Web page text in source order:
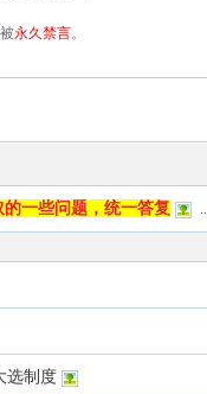
永久禁言。
一些问题，统一答复
选制度